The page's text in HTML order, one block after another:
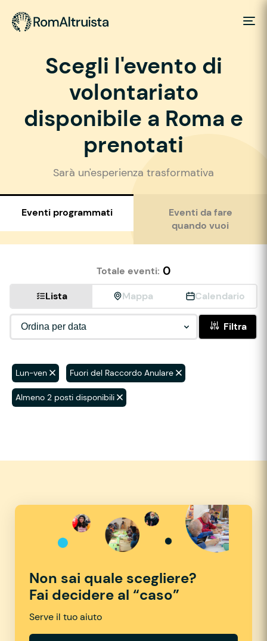
Scegli l'evento di
volontariato
disponibile a Roma e
prenotati
Sarà un'esperienza trasformativa
Eventi programmati
Eventi da fare
quando vuoi
Totale eventi: 0
Lista Mappa Calendario
Filtra
Lun-ven Fuori del Raccordo Anulare
Almeno 2 posti disponibili
Non sai quale scegliere?
Fai decidere al “caso”
Serve il tuo aiuto